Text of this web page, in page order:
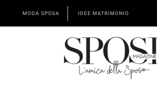
MODA SPOSA IDEE MATRIMONIO